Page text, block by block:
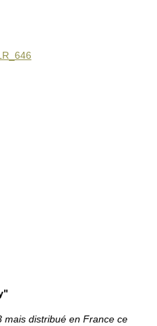
mais distribué en France ce